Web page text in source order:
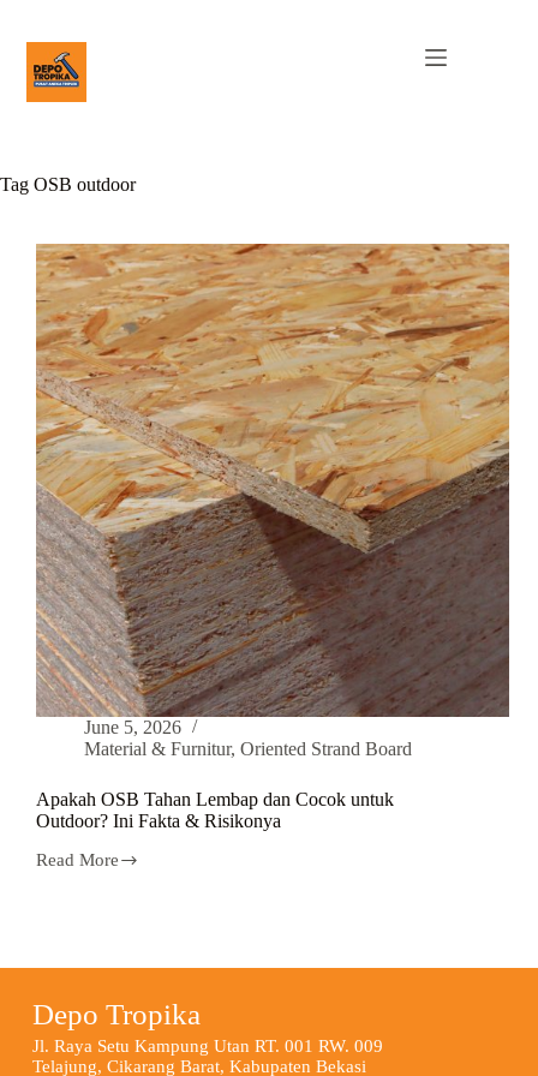
Tag OSB outdoor
June 5, 2026
Material & Furnitur, Oriented Strand Board
Apakah OSB Tahan Lembap dan Cocok untuk
Outdoor? Ini Fakta & Risikonya
Read More
Depo Tropika
Jl. Raya Setu Kampung Utan RT. 001 RW. 009
Telajung, Cikarang Barat, Kabupaten Bekasi